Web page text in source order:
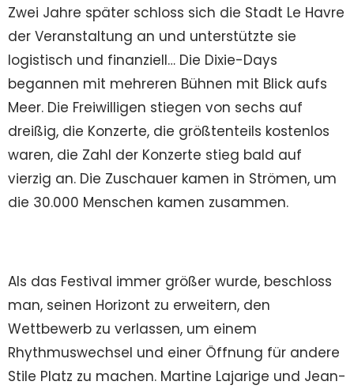
Zwei Jahre später schloss sich die Stadt Le Havre
der Veranstaltung an und unterstützte sie
logistisch und finanziell… Die Dixie-Days
begannen mit mehreren Bühnen mit Blick aufs
Meer. Die Freiwilligen stiegen von sechs auf
dreißig, die Konzerte, die größtenteils kostenlos
waren, die Zahl der Konzerte stieg bald auf
vierzig an. Die Zuschauer kamen in Strömen, um
die 30.000 Menschen kamen zusammen.
Als das Festival immer größer wurde, beschloss
man, seinen Horizont zu erweitern, den
Wettbewerb zu verlassen, um einem
Rhythmuswechsel und einer Öffnung für andere
Stile Platz zu machen. Martine Lajarige und Jean-